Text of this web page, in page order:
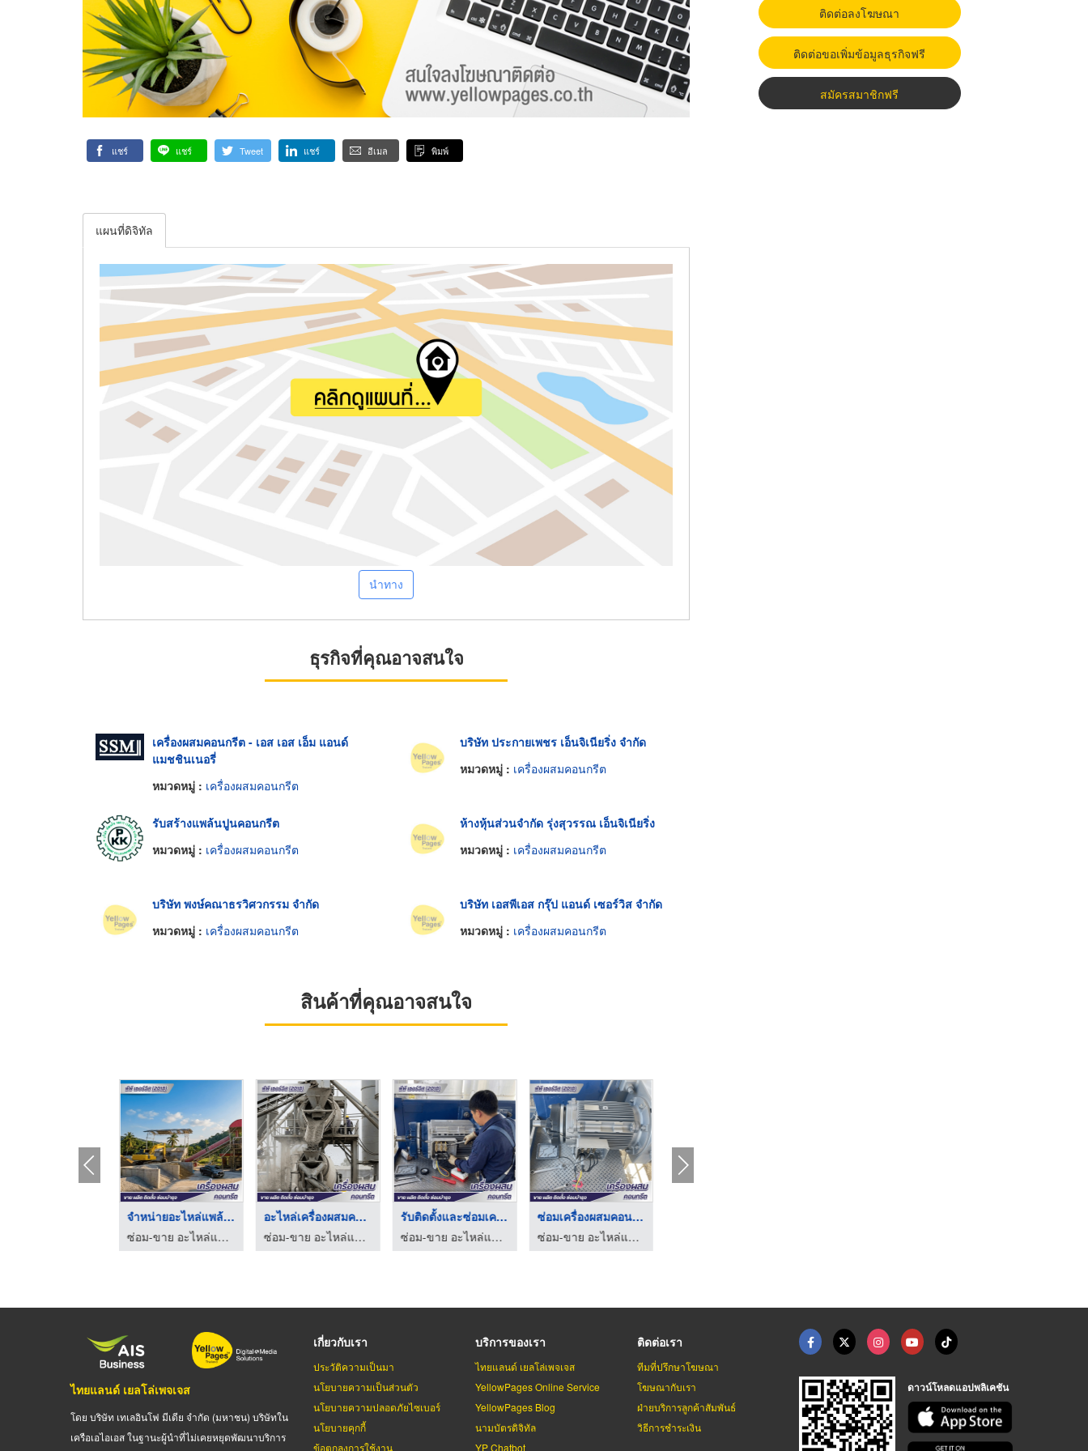
แชร์ แชร์ Tweet แชร์ อีเมล พิมพ์
แผนที่ดิจิทัล
นำทาง
ธุรกิจที่คุณอาจสนใจ
เครื่องผสมคอนกรีต - เอส เอส เอ็ม แอนด์
แมชชินเนอรี่
หมวดหมู่ : เครื่องผสมคอนกรีต
บริษัท ประกายเพชร เอ็นจิเนียริ่ง จำกัด
หมวดหมู่ : เครื่องผสมคอนกรีต
รับสร้างแพล้นปูนคอนกรีต
หมวดหมู่ : เครื่องผสมคอนกรีต
ห้างหุ้นส่วนจำกัด รุ่งสุวรรณ เอ็นจิเนียริ่ง
หมวดหมู่ : เครื่องผสมคอนกรีต
บริษัท พงษ์คณาธรวิศวกรรม จำกัด
หมวดหมู่ : เครื่องผสมคอนกรีต
บริษัท เอสพีเอส กรุ๊ป แอนด์ เซอร์วิส จำกัด
หมวดหมู่ : เครื่องผสมคอนกรีต
สินค้าที่คุณอาจสนใจ
ติดต่อลงโฆษณา
ติดต่อขอเพิ่มข้อมูลธุรกิจฟรี
สมัครสมาชิกฟรี
ไทยแลนด์ เยลโล่เพจเจส
โดย บริษัท เทเลอินโฟ มีเดีย จำกัด (มหาชน) บริษัทใน
เครือเอไอเอส ในฐานะผู้นำที่ไม่เคยหยุดพัฒนาบริการ
เกี่ยวกับเรา
ประวัติความเป็นมา
นโยบายความเป็นส่วนตัว
นโยบายความปลอดภัยไซเบอร์
นโยบายคุกกี้
ข้อตกลงการใช้งาน
บริการของเรา
ไทยแลนด์ เยลโล่เพจเจส
YellowPages Online Service
YellowPages Blog
นามบัตรดิจิทัล
YP Chatbot
ติดต่อเรา
ทีมที่ปรึกษาโฆษณา
โฆษณากับเรา
ฝ่ายบริการลูกค้าสัมพันธ์
วิธีการชำระเงิน
ดาวน์โหลดแอปพลิเคชัน